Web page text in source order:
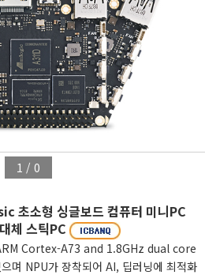
1 / 0
초소형 싱글보드 컴퓨터 미니PC
체 스틱PC
Cortex-A73 and 1.8GHz dual core
며 NPU가 장착되어 AI, 딥러닝에 최적화